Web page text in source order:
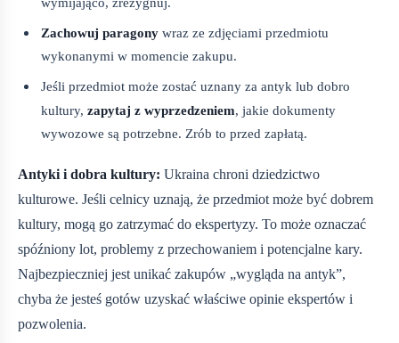
Zachowuj paragony wraz ze zdjęciami przedmiotu
wykonanymi w momencie zakupu.
Jeśli przedmiot może zostać uznany za antyk lub dobro
kultury,zapytaj z wyprzedzeniem, jakie dokumenty
wywozowe są potrzebne. Zrób to przed zapłatą.
Antyki i dobra kultury: Ukraina chroni dziedzictwo
kulturowe. Jeśli celnicy uznają, że przedmiot może być dobrem
kultury, mogą go zatrzymać do ekspertyzy. To może oznaczać
spóźniony lot, problemy z przechowaniem i potencjalne kary.
Najbezpieczniej jest unikać zakupów „wygląda na antyk”,
chyba że jesteś gotów uzyskać właściwe opinie ekspertów i
pozwolenia.